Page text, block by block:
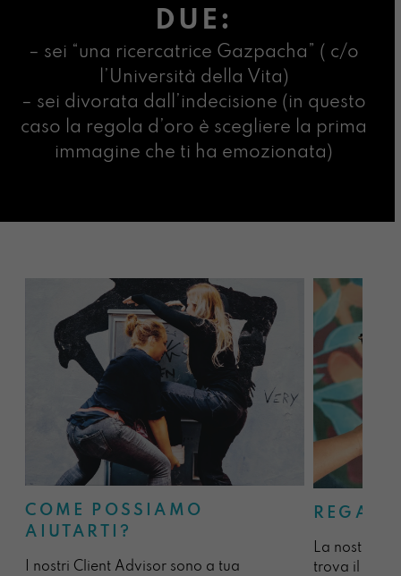
DUE:
– sei “una ricercatrice Gazpacha” ( c/o
l’Università della Vita)
– sei divorata dall’indecisione (in questo
caso la regola d’oro è scegliere la prima
immagine che ti ha emozionata)
COME POSSIAMO
AIUTARTI?
I nostri Client Advisor sono a tua
La nostra
trova il